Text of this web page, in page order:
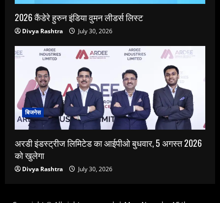
2026 कैंडेरे हुरुन इंडिया वुमन लीडर्स लिस्ट
Divya Rashtra July 30, 2026
बिजनेस
अरडी इंडस्ट्रीज लिमिटेड का आईपीओ बुधवार, 5 अगस्त 2026
को खुलेगा
Divya Rashtra July 30, 2026